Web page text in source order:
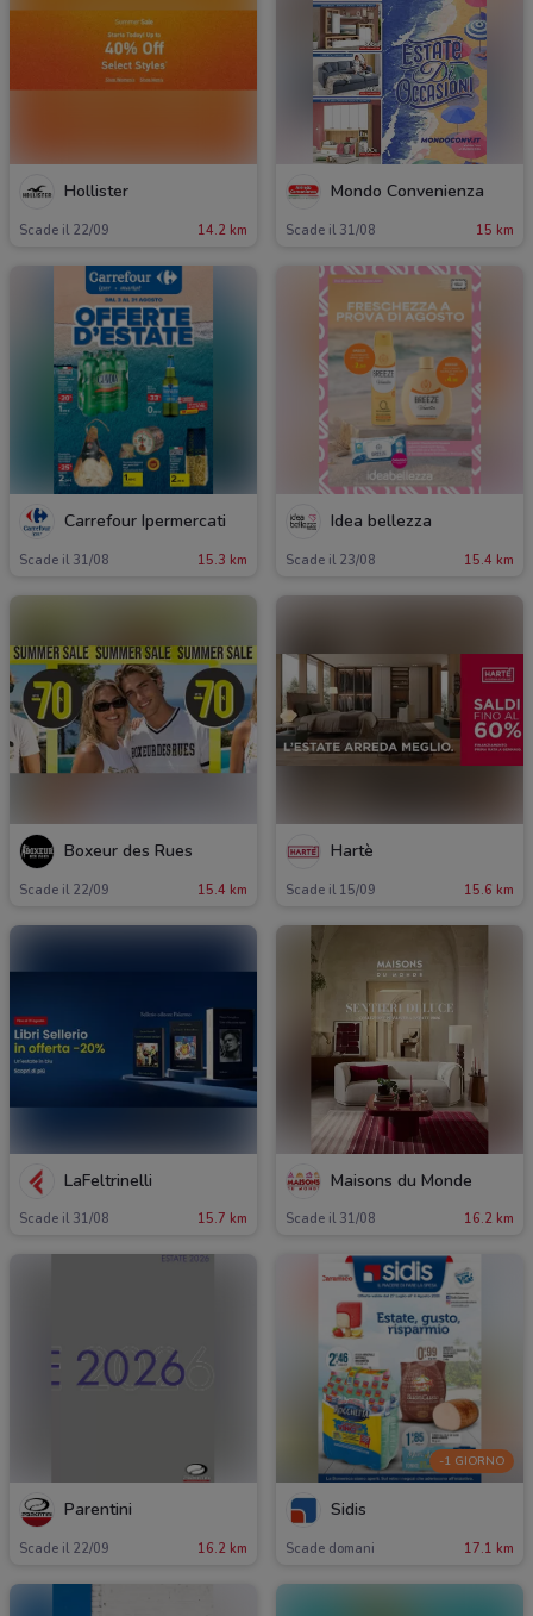
Hollister
Scade il 22/09 14.2 km
Mondo Convenienza
Scade il 31/08 15 km
Carrefour Ipermercati
Scade il 31/08 15.3 km
Idea bellezza
Scade il 23/08 15.4 km
Boxeur des Rues
Scade il 22/09 15.4 km
Hartè
Scade il 15/09 15.6 km
LaFeltrinelli
Scade il 31/08 15.7 km
Maisons du Monde
Scade il 31/08 16.2 km
Parentini
Scade il 22/09 16.2 km
-1 GIORNO
Sidis
Scade domani 17.1 km